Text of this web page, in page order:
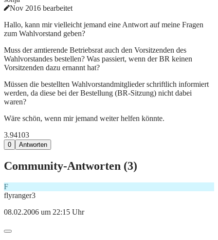
Nov 2016 bearbeitet
Hallo, kann mir vielleicht jemand eine Antwort auf meine Fragen
zum Wahlvorstand geben?
Muss der amtierende Betriebsrat auch den Vorsitzenden des
Wahlvorstandes bestellen? Was passiert, wenn der BR keinen
Vorsitzenden dazu ernannt hat?
Müssen die bestellten Wahlvorstandmitglieder schriftlich informiert
werden, da diese bei der Bestellung (BR-Sitzung) nicht dabei
waren?
Wäre schön, wenn mir jemand weiter helfen könnte.
3.94103
0 Antworten
Community-Antworten (3)
F
flyranger3
08.02.2006 um 22:15 Uhr